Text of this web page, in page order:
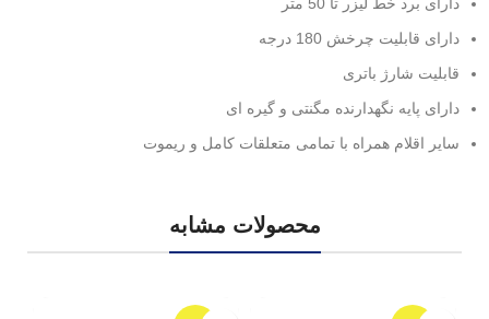
دارای قابلیت چرخش 180 درجه
قابلیت شارژ باتری
دارای پایه نگهدارنده مگنتی و گیره ای
سایر اقلام همراه با تمامی متعلقات کامل و ریموت
محصولات مشابه